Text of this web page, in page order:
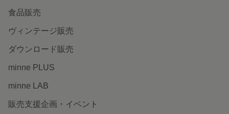
食品販売
ヴィンテージ販売
ダウンロード販売
minne PLUS
minne LAB
販売支援企画・イベント